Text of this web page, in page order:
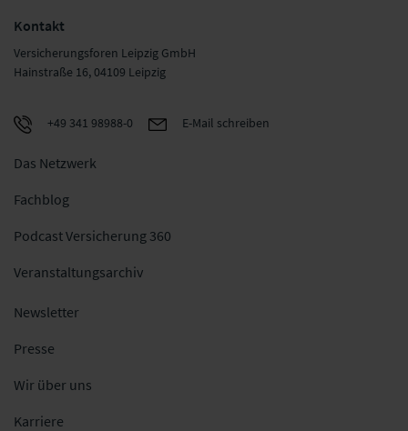
Kontakt
Versicherungsforen Leipzig GmbH
Hainstraße 16, 04109 Leipzig
+49 341 98988-0 E-Mail schreiben
Das Netzwerk
Fachblog
Podcast Versicherung 360
Veranstaltungsarchiv
Newsletter
Presse
Wir über uns
Karriere